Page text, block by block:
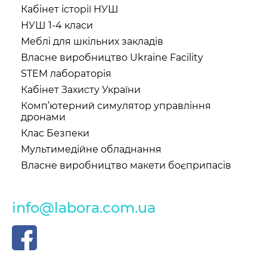
Кабінет історії НУШ
НУШ 1-4 класи
Меблі для шкільних закладів
Власне виробництво Ukraine Facility
STEM лабораторія
Кабінет Захисту України
Комп’ютерний симулятор управління
дронами
Клас Безпеки
Мультимедійне обладнання
Власне виробництво макети боєприпасів
info@labora.com.ua